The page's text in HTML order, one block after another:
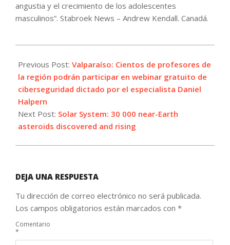
angustia y el crecimiento de los adolescentes
masculinos”. Stabroek News – Andrew Kendall. Canadá.
10-
13
Previous Post: Valparaíso: Cientos de profesores de
la región podrán participar en webinar gratuito de
ciberseguridad dictado por el especialista Daniel
Halpern
Next Post: Solar System: 30 000 near-Earth
asteroids discovered and rising
DEJA UNA RESPUESTA
Tu dirección de correo electrónico no será publicada.
Los campos obligatorios están marcados con *
Comentario
*